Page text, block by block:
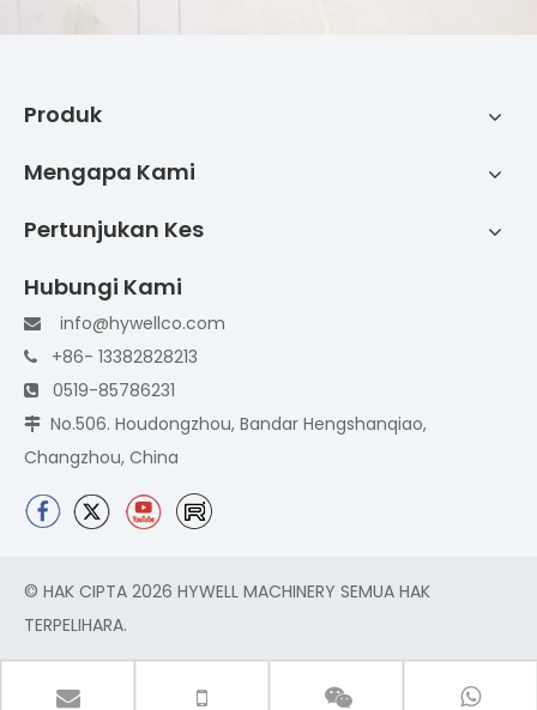
Produk
Mengapa Kami
Pertunjukan Kes
Hubungi Kami
 info@hywellco.com
 +86- 13382828213
 0519-85786231
 No.506. Houdongzhou, Bandar Hengshanqiao,
Changzhou, China
© HAK CIPTA 2026 HYWELL MACHINERY SEMUA HAK
TERPELIHARA.